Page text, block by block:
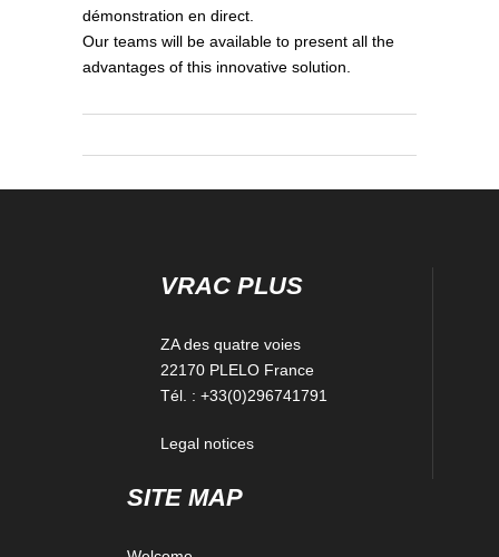
démonstration en direct.
Our teams will be available to present all the
advantages of this innovative solution.
VRAC PLUS
ZA des quatre voies
22170 PLELO France
Tél. : +33(0)296741791
Legal notices
SITE MAP